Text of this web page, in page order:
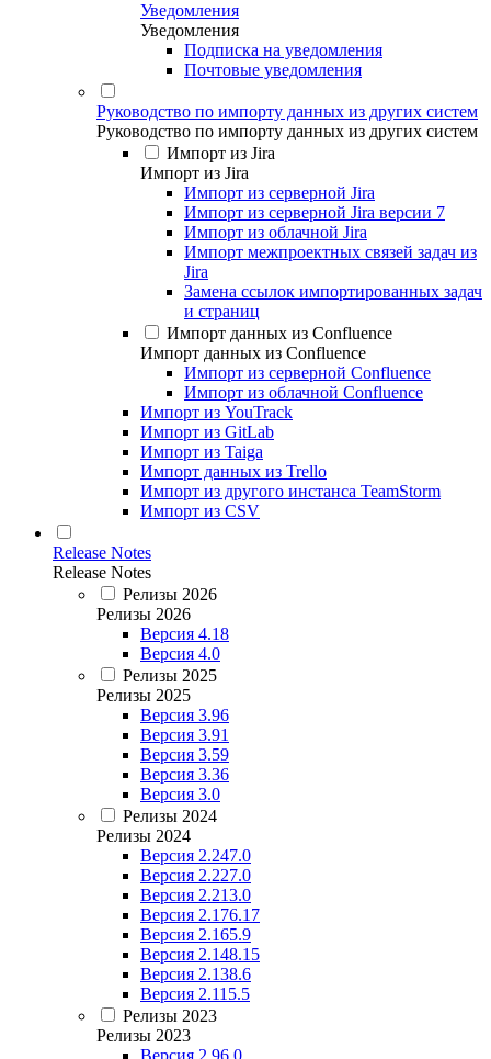
Уведомления
Уведомления
Подписка на уведомления
Почтовые уведомления
Руководство по импорту данных из других систем
Руководство по импорту данных из других систем
Импорт из Jira
Импорт из Jira
Импорт из серверной Jira
Импорт из серверной Jira версии 7
Импорт из облачной Jira
Импорт межпроектных связей задач из
Jira
Замена ссылок импортированных задач
и страниц
Импорт данных из Confluence
Импорт данных из Confluence
Импорт из серверной Confluence
Импорт из облачной Confluence
Импорт из YouTrack
Импорт из GitLab
Импорт из Taiga
Импорт данных из Trello
Импорт из другого инстанса TeamStorm
Импорт из CSV
Release Notes
Release Notes
Релизы 2026
Релизы 2026
Версия 4.18
Версия 4.0
Релизы 2025
Релизы 2025
Версия 3.96
Версия 3.91
Версия 3.59
Версия 3.36
Версия 3.0
Релизы 2024
Релизы 2024
Версия 2.247.0
Версия 2.227.0
Версия 2.213.0
Версия 2.176.17
Версия 2.165.9
Версия 2.148.15
Версия 2.138.6
Версия 2.115.5
Релизы 2023
Релизы 2023